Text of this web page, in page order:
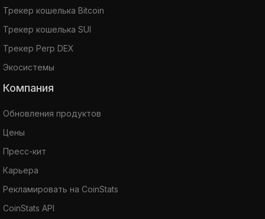
Трекер кошелька Bitcoin
Трекер кошелька SUI
Трекер Perp DEX
Экосистемы
Компания
Обновления продуктов
Цены
Пресс-кит
Карьера
Рекламировать на CoinStats
CoinStats API